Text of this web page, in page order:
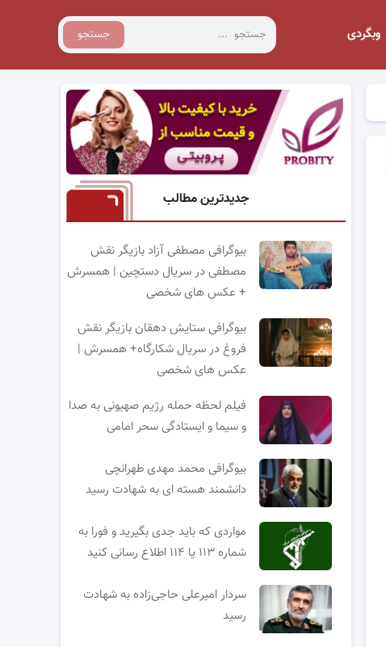
جستجو وبگردی
جدیدترین مطالب
بیوگرافی مصطفی آزاد بازیگر نقش
مصطفی در سریال دستچین | همسرش
+ عکس های شخصی
بیوگرافی ستایش دهقان بازیگر نقش
فروغ در سریال شکارگاه+ همسرش |
عکس های شخصی
فیلم لحظه حمله رژیم صهیونی به صدا
و سیما و ایستادگی سحر امامی
بیوگرافی محمد مهدی طهرانچی
دانشمند هسته ای به شهادت رسید
مواردی که باید جدی بگیرید و فورا به
شماره ۱۱۳ یا ۱۱۴ اطلاع رسانی کنید
سردار امیرعلی حاجی‌زاده به شهادت
رسید